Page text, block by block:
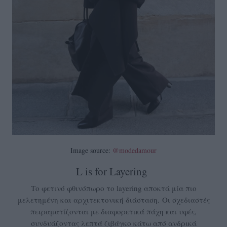
Image source: @modedamour
L is for Layering
Το φετινό φθινόπωρο το layering αποκτά μία πιο
μελετημένη και αρχιτεκτονική διάσταση. Οι σχεδιαστές
πειραματίζονται με διαφορετικά πάχη και υφές,
συνδυάζοντας λεπτά ζιβάγκο κάτω από ανδρικά